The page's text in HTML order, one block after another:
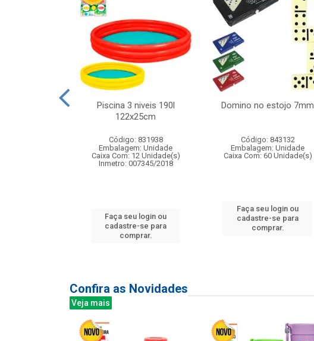
Piscina 3 niveis 190l
122x25cm
Código: 831938
Embalagem: Unidade
Caixa Com: 12 Unidade(s)
Inmetro: 007345/2018
Faça seu login ou
cadastre-se para
comprar.
Domino no estojo 7mm
Código: 843132
Embalagem: Unidade
Caixa Com: 60 Unidade(s)
Faça seu login ou
cadastre-se para
comprar.
Confira as Novidades
Veja mais